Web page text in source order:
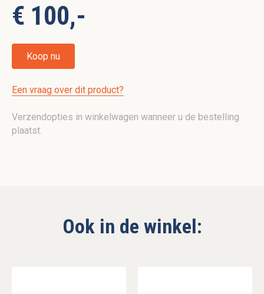
€ 100,-
Koop nu
Een vraag over dit product?
Verzendopties in winkelwagen wanneer u de bestelling
plaatst.
Ook in de winkel: